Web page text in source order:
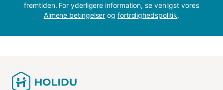
fremtiden. For yderligere information, se venligst vores
Almene betingelser og fortrolighedspolitik.